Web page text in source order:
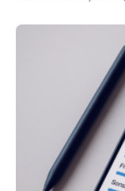
Unterkünfte fast
viele
Juli ausgezahlte
sich den
können.
einmal die Hälfte
Privatwirtschaft